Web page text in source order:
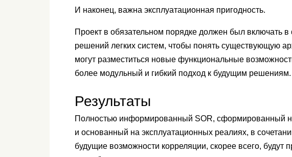
И наконец, важна эксплуатационная пригодность.
Проект в обязательном порядке должен был включать
решений легких систем, чтобы понять существующую
могут разместиться новые функциональные
более модульный и гибкий подход к будущим решениям.
Результаты
Полностью информированный SOR, сформированный
и основанный на эксплуатационных реалиях, в
будущие возможности корреляции, скорее всего, будут